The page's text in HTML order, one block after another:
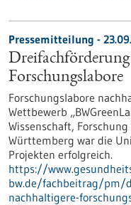
Pressemitteilung -
Forschungslabore
Forschungslabore
Wettbewerb
Wissenschaft,
Württemberg war die
Projekten erfolgreich.
https://
bw.de/fachbeitrag/pm/
nachhaltigere-